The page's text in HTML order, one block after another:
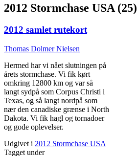
2012 Stormchase USA (25)
2012 samlet rutekort
Thomas Dolmer Nielsen
Hermed har vi nået slutningen på
årets stormchase. Vi fik kørt
omkring 12800 km og var så
langt sydpå som Corpus Christi i
Texas, og så langt nordpå som
nær den canadiske grænse i North
Dakota. Vi fik hagl og tornadoer
og gode oplevelser.
Udgivet i 2012 Stormchase USA
Tagget under